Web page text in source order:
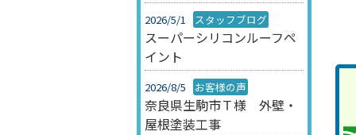
2026/5/1 スタッフブログ
スーパーシリコンルーフペ
イント
2026/8/5 お客様の声
奈良県生駒市Ｔ様 外壁・
屋根塗装工事